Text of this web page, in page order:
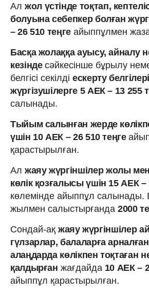
Ал жол үстінде тоқтап,
болуына себепкер болған
– 26 510 теңгеайыппұлмен
Басқа жолаққа ауысу, айналу
кезіндесәйкесінше бұрылу
белгісі секілді ескерту
жүргізушілерге 5 АЕК – 13 255
салынады.
Тыйым салынған жерде
үшін 10 АЕК – 26 510 теңге
қарастырылған.
Ал жаяу жүргіншілер жолы мен
көлік қозғалысы үшін 15 АЕК –
көлемінде айыппұл салынады.
жылмен салыстырғанда 2000
Сондай-ақ жаяу жүргіншілер
гүлзарлар, балаларға
алаңдарда көлікпен тоқтаған
қалдырған жағдайда 10 АЕК –
айыппұл қарастырылған.